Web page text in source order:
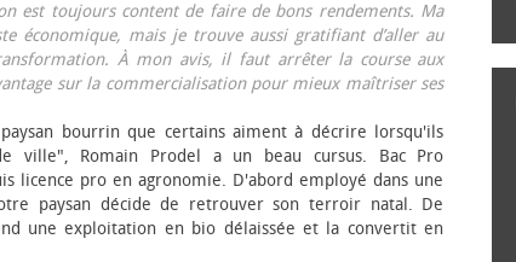
est toujours content de faire de bons rendements. Ma
économique, mais je trouve aussi gratifiant d’aller au
À mon avis, il faut arrêter la course aux
sur la commercialisation pour mieux maîtriser ses
bourrin que certains aiment à décrire lorsqu'ils
ville", Romain Prodel a un beau cursus. Bac Pro
licence pro en agronomie. D'abord employé dans une
paysan décide de retrouver son terroir natal. De
une exploitation en bio délaissée et la convertit en